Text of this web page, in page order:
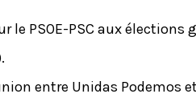
PSOE-PSC aux élections
entre Unidas Podemos